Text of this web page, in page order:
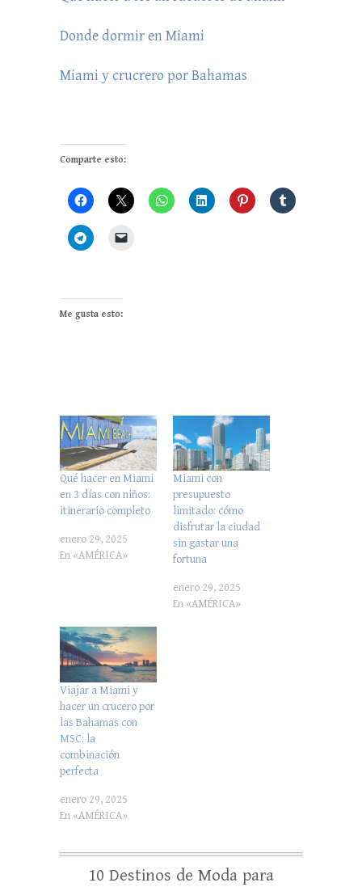
Donde dormir en Miami
Miami y crucrero por Bahamas
Comparte esto:
Me gusta esto:
Qué hacer en Miami
en 3 días con niños:
itinerario completo
enero 29, 2025
En «AMÉRICA»
Miami con
presupuesto
limitado: cómo
disfrutar la ciudad
sin gastar una
fortuna
enero 29, 2025
En «AMÉRICA»
Viajar a Miami y
hacer un crucero por
las Bahamas con
MSC: la
combinación
perfecta
enero 29, 2025
En «AMÉRICA»
10 Destinos de Moda para